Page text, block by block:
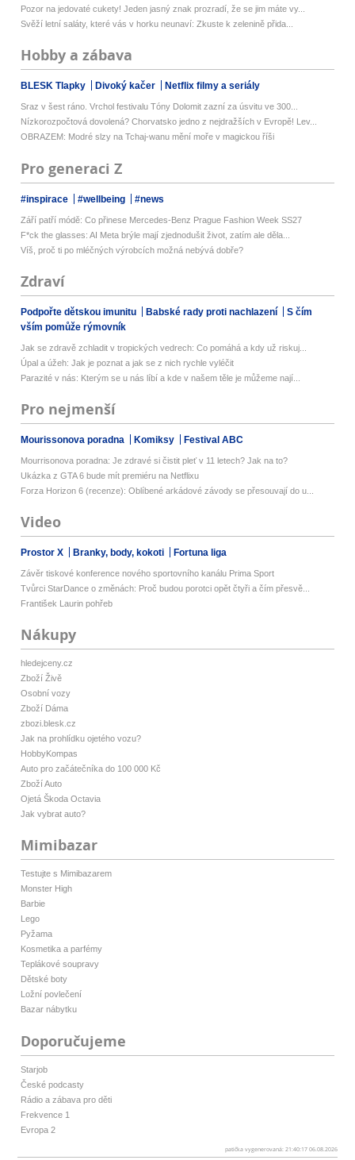
Pozor na jedovaté cukety! Jeden jasný znak prozradí, že se jim máte vy...
Svěží letní saláty, které vás v horku neunaví: Zkuste k zelenině přida...
Hobby a zábava
BLESK Tlapky Divoký kačer Netflix filmy a seriály
Sraz v šest ráno. Vrchol festivalu Tóny Dolomit zazní za úsvitu ve 300...
Nízkorozpočtová dovolená? Chorvatsko jedno z nejdražších v Evropě! Lev...
OBRAZEM: Modré slzy na Tchaj-wanu mění moře v magickou říši
Pro generaci Z
#inspirace #wellbeing #news
Září patří módě: Co přinese Mercedes-Benz Prague Fashion Week SS27
F*ck the glasses: AI Meta brýle mají zjednodušit život, zatím ale děla...
Víš, proč ti po mléčných výrobcích možná nebývá dobře?
Zdraví
Podpořte dětskou imunitu Babské rady proti nachlazení
S čím
vším pomůže rýmovník
Jak se zdravě zchladit v tropických vedrech: Co pomáhá a kdy už riskuj...
Úpal a úžeh: Jak je poznat a jak se z nich rychle vyléčit
Parazité v nás: Kterým se u nás líbí a kde v našem těle je můžeme nají...
Pro nejmenší
Mourissonova poradna Komiksy Festival ABC
Mourrisonova poradna: Je zdravé si čistit pleť v 11 letech? Jak na to?
Ukázka z GTA 6 bude mít premiéru na Netflixu
Forza Horizon 6 (recenze): Oblíbené arkádové závody se přesouvají do u...
Video
Prostor X Branky, body, kokoti Fortuna liga
Závěr tiskové konference nového sportovního kanálu Prima Sport
Tvůrci StarDance o změnách: Proč budou porotci opět čtyři a čím přesvě...
František Laurin pohřeb
Nákupy
hledejceny.cz
Zboží Živě
Osobní vozy
Zboží Dáma
zbozi.blesk.cz
Jak na prohlídku ojetého vozu?
HobbyKompas
Auto pro začátečníka do 100 000 Kč
Zboží Auto
Ojetá Škoda Octavia
Jak vybrat auto?
Mimibazar
Testujte s Mimibazarem
Monster High
Barbie
Lego
Pyžama
Kosmetika a parfémy
Teplákové soupravy
Dětské boty
Ložní povlečení
Bazar nábytku
Doporučujeme
Starjob
České podcasty
Rádio a zábava pro děti
Frekvence 1
Evropa 2
patička vygenerovaná: 21:40:17 06.08.2026